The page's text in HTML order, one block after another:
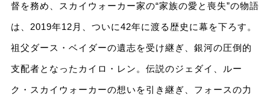
督を務め、スカイウォーカー家の“家族の愛と喪失”の物語
は、2019年12月、ついに42年に渡る歴史に幕を下ろす。
祖父ダース・ベイダーの遺志を受け継ぎ、銀河の圧倒的
支配者となったカイロ・レン。伝説のジェダイ、ルー
ク・スカイウォーカーの想いを引き継ぎ、フォースの力